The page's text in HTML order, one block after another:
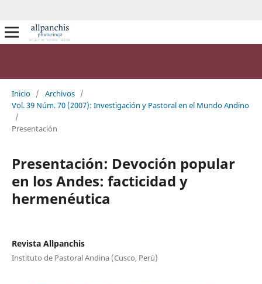
Inicio / Archivos /
Vol. 39 Núm. 70 (2007): Investigación y Pastoral en el Mundo Andino
/
Presentación
Presentación: Devoción popular
en los Andes: facticidad y
hermenéutica
Revista Allpanchis
Instituto de Pastoral Andina (Cusco, Perú)